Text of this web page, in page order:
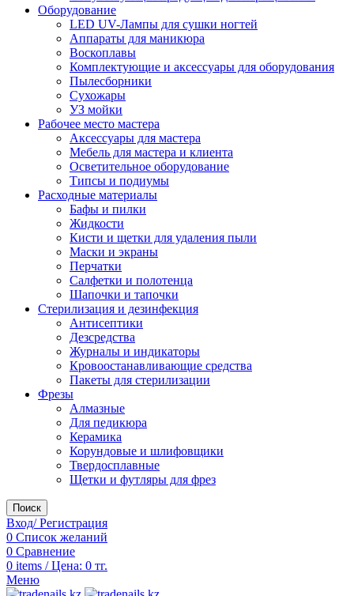
Оборудование
LED UV-Лампы для сушки ногтей
Аппараты для маникюра
Воскоплавы
Комплектующие и аксессуары для оборудования
Пылесборники
Сухожары
УЗ мойки
Рабочее место мастера
Аксессуары для мастера
Мебель для мастера и клиента
Осветительное оборудование
Типсы и подиумы
Расходные материалы
Бафы и пилки
Жидкости
Кисти и щетки для удаления пыли
Маски и экраны
Перчатки
Салфетки и полотенца
Шапочки и тапочки
Стерилизация и дезинфекция
Антисептики
Дезсредства
Журналы и индикаторы
Кровоостанавливающие средства
Пакеты для стерилизации
Фрезы
Алмазные
Для педикюра
Керамика
Корундовые и шлифовщики
Твердосплавные
Щетки и футляры для фрез
Поиск
Вход/ Регистрация
0 Список желаний
0 Сравнение
0 items / Цена: 0 тг.
Меню